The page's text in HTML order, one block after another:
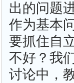
出的问题
作为基本
要抓住自
不好？我
讨论中，